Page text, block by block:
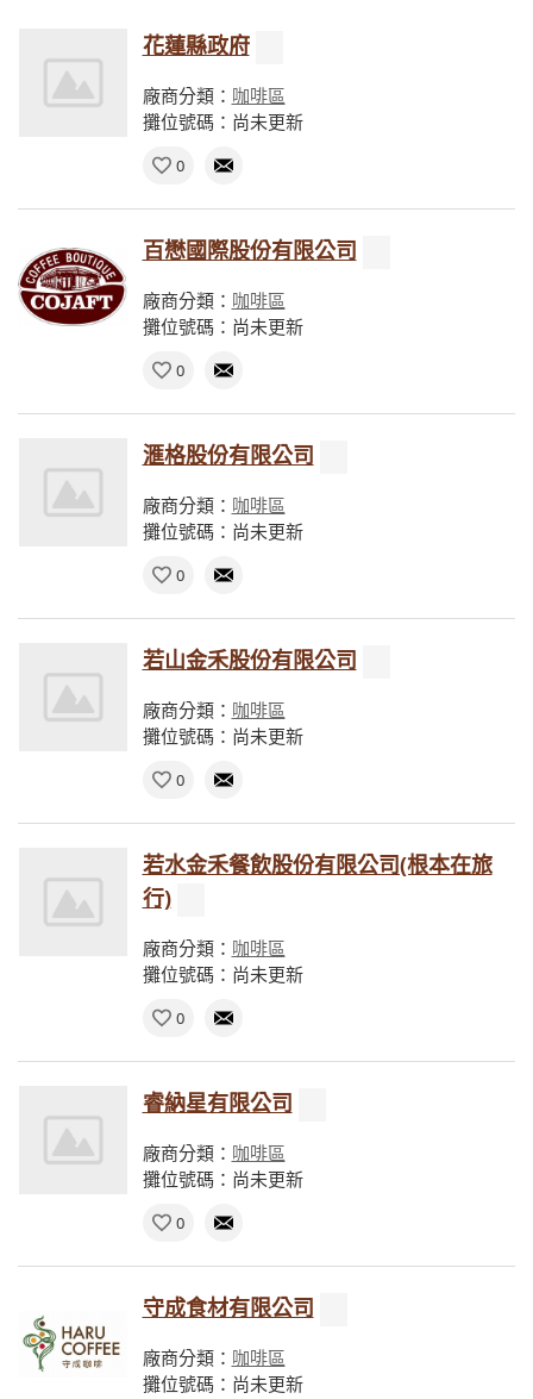
花蓮縣政府
廠商分類： 咖啡區
攤位號碼：尚未更新
0
百懋國際股份有限公司
廠商分類： 咖啡區
攤位號碼：尚未更新
0
滙格股份有限公司
廠商分類： 咖啡區
攤位號碼：尚未更新
0
若山金禾股份有限公司
廠商分類： 咖啡區
攤位號碼：尚未更新
0
若水金禾餐飲股份有限公司(根本在旅
行)
廠商分類： 咖啡區
攤位號碼：尚未更新
0
睿納星有限公司
廠商分類： 咖啡區
攤位號碼：尚未更新
0
守成食材有限公司
廠商分類： 咖啡區
攤位號碼：尚未更新